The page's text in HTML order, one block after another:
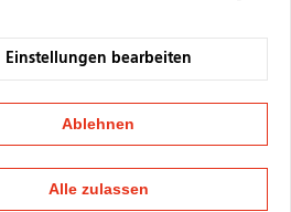
Einstellungen bearbeiten
Ablehnen
Alle zulassen